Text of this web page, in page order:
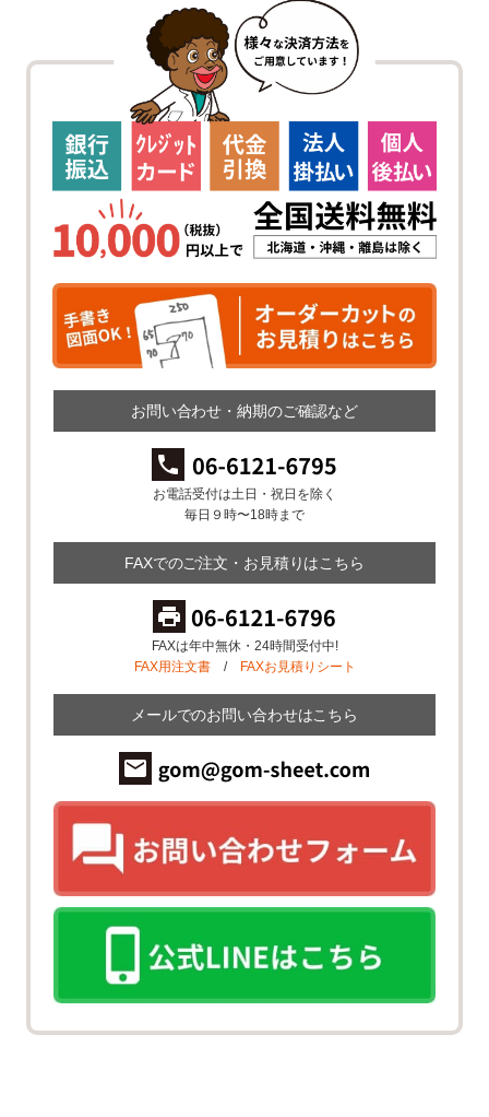
お問い合わせ・納期のご確認など
お電話受付は土日・祝日を除く
毎日９時〜18時まで
FAXでのご注文・お見積りはこちら
FAXは年中無休・24時間受付中!
FAX用注文書/ FAXお見積りシート
メールでのお問い合わせはこちら